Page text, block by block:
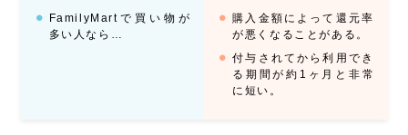
FamilyMartで買い物が
多い人なら…
購入金額によって還元率
が悪くなることがある。
付与されてから利用でき
る期間が約1ヶ月と非常
に短い。